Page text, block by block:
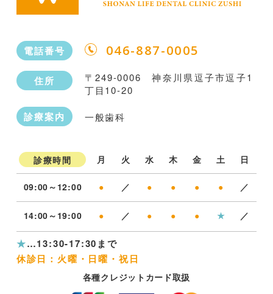
電話番号 046-887-0005
住所
〒249-0006 神奈川県逗子市逗子1
丁目10-20
診療案内 一般歯科
診療時間 月 火 水 木 金 土 日
09:00～12:00 ● ／ ● ● ● ● ／
14:00～19:00 ● ／ ● ● ● ★ ／
★…13:30-17:30まで
休診日：火曜・日曜・祝日
各種クレジットカード取扱